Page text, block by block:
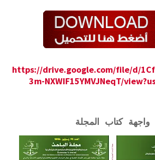
https://drive.google.com/file/d/
3m-NXWIF15YMVJNeqT/
واجهة كتاب المجلة